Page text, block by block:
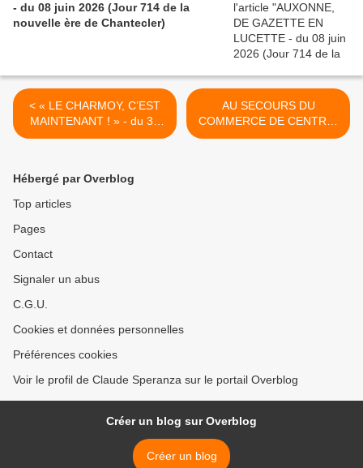
- du 08 juin 2026 (Jour 714 de la
nouvelle ère de Chantecler)
< « LE CHARMOY, C’EST
MAINTENANT ! » - du 30
DÉCEMBRE 2015 (J+2569
AU SECOURS DU
COMMERCE DE CENTRE-
VILLE ? - du 04 JANVIER
Hébergé par Overblog
Top articles
Pages
Contact
Signaler un abus
C.G.U.
Cookies et données personnelles
Préférences cookies
Voir le profil de Claude Speranza sur le portail Overblog
Créer un blog sur Overblog
Créer un blog